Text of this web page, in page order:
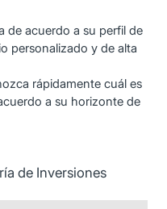
de acuerdo a su perfil de
personalizado y de alta
rápidamente cuál es
a su horizonte de
de Inversiones